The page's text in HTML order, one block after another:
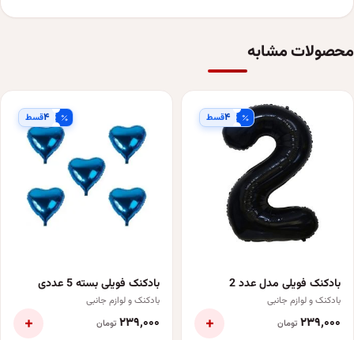
محصولات مشابه
۴قسط
بادکنک فویلی مدل عدد 2
بادکنک و لوازم جانبی
۲۳۹٬۰۰۰ تومان +
۴قسط
بادکنک فویلی بسته 5 عددی
بادکنک و لوازم جانبی
۲۳۹٬۰۰۰ تومان +